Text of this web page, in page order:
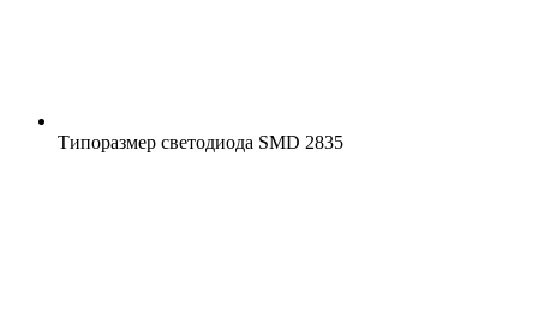
Типоразмер светодиода SMD 2835